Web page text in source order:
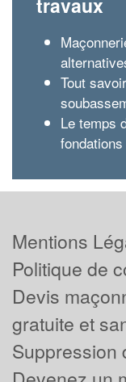
Tout
Le temps
fondations
Mentions
Politique de
Devis
gratuite et
Suppression